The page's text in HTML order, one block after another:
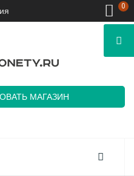
МАГАЗИН
0